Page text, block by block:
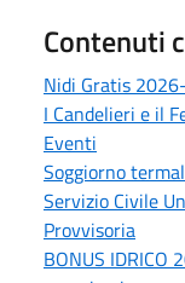
Contenuti
Nidi Gratis
I Candelieri e il
Eventi
Soggiorno
Servizio Civile
Provvisoria
BONUS